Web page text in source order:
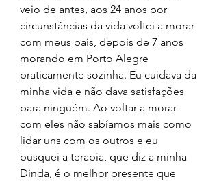
veio de antes, aos 24 anos por
circunstâncias da vida voltei a morar
com meus pais, depois de 7 anos
morando em Porto Alegre
praticamente sozinha. Eu cuidava da
minha vida e não dava satisfações
para ninguém. Ao voltar a morar
com eles não sabíamos mais como
lidar uns com os outros e eu
busquei a terapia, que diz a minha
Dinda, é o melhor presente que